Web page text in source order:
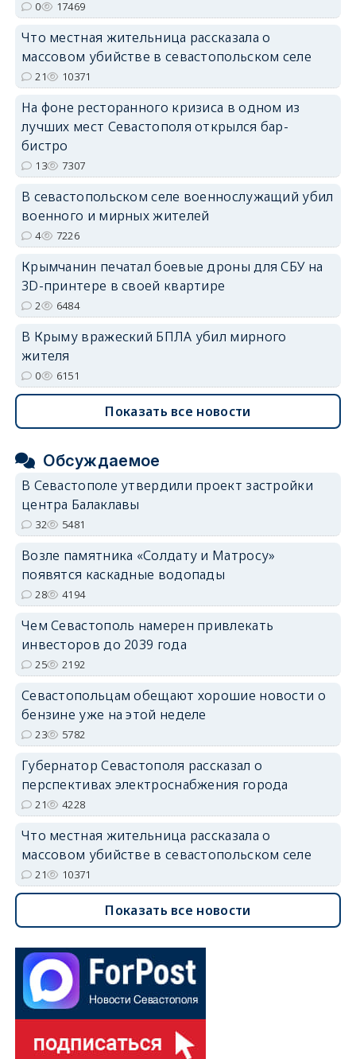
0 17469
Что местная жительница рассказала о
массовом убийстве в севастопольском селе
21 10371
На фоне ресторанного кризиса в одном из
лучших мест Севастополя открылся бар-
бистро
13 7307
В севастопольском селе военнослужащий убил
военного и мирных жителей
4 7226
Крымчанин печатал боевые дроны для СБУ на
3D-принтере в своей квартире
2 6484
В Крыму вражеский БПЛА убил мирного
жителя
0 6151
Показать все новости
Обсуждаемое
В Севастополе утвердили проект застройки
центра Балаклавы
32 5481
Возле памятника «Солдату и Матросу»
появятся каскадные водопады
28 4194
Чем Севастополь намерен привлекать
инвесторов до 2039 года
25 2192
Севастопольцам обещают хорошие новости о
бензине уже на этой неделе
23 5782
Губернатор Севастополя рассказал о
перспективах электроснабжения города
21 4228
Что местная жительница рассказала о
массовом убийстве в севастопольском селе
21 10371
Показать все новости